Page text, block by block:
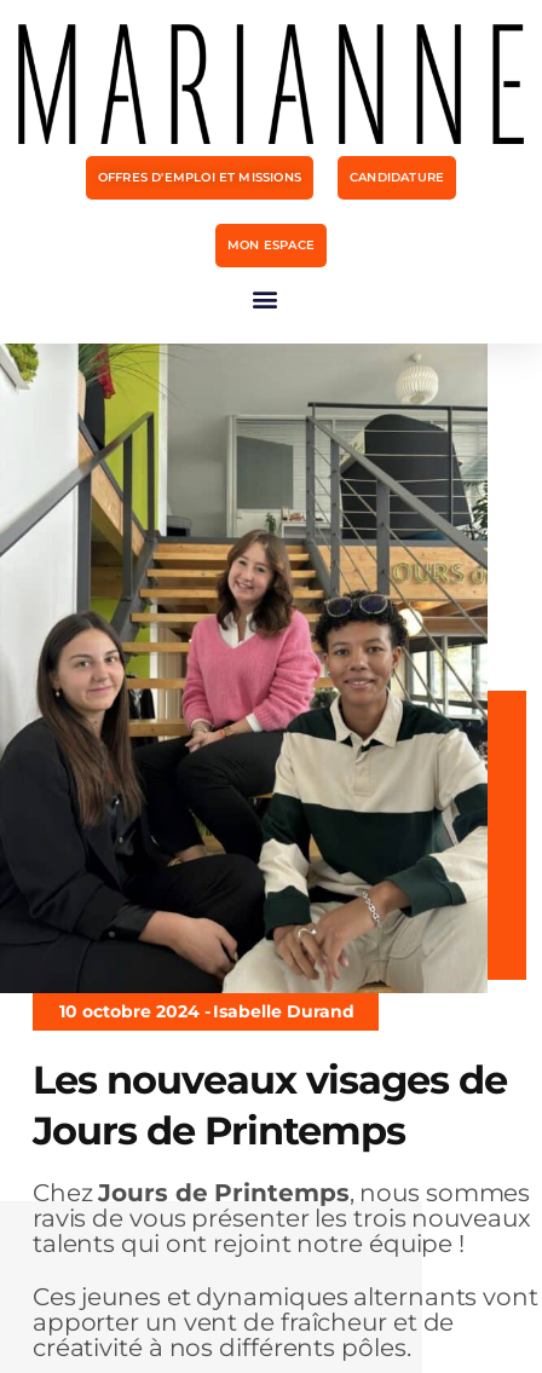
OFFRES D'EMPLOI ET MISSIONS CANDIDATURE
MON ESPACE
10 octobre 2024 -Isabelle Durand
Les nouveaux visages de
Jours de Printemps
ChezJours de Printemps, nous sommes
ravis de vous présenter les trois nouveaux
talents qui ont rejoint notre équipe !
Ces jeunes et dynamiques alternants vont
apporter un vent de fraîcheur et de
créativité à nos différents pôles.